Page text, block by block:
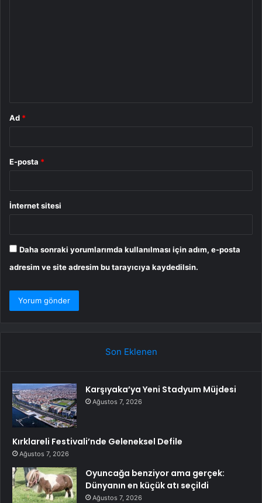
Ad *
E-posta *
İnternet sitesi
Daha sonraki yorumlarımda kullanılması için adım, e-posta
adresim ve site adresim bu tarayıcıya kaydedilsin.
Son Eklenen
Karşıyaka’ya Yeni Stadyum Müjdesi
Ağustos 7, 2026
Kırklareli Festivali’nde Geleneksel Defile
Ağustos 7, 2026
Oyuncağa benziyor ama gerçek:
Dünyanın en küçük atı seçildi
Ağustos 7, 2026